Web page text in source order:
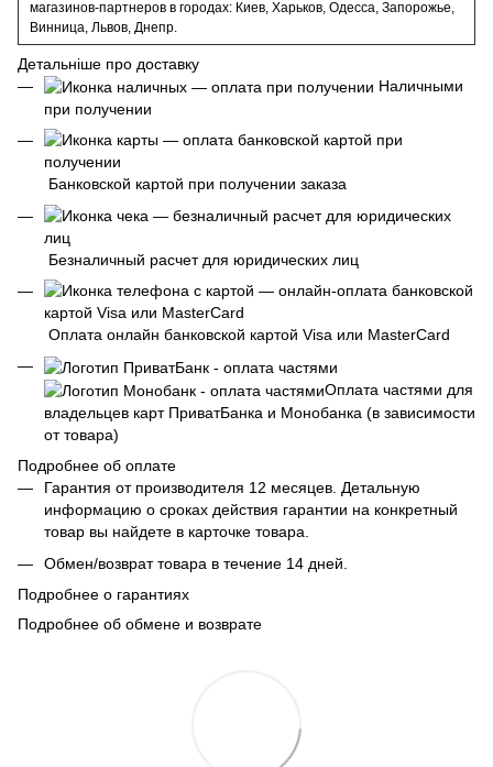
магазинов-партнеров в городах: Киев, Харьков, Одесса, Запорожье,
Винница, Львов, Днепр.
Детальніше про доставку
Наличными
при получении
Банковской картой при получении заказа
Безналичный расчет для юридических лиц
Оплата онлайн банковской картой Visa или MasterCard
Оплата частями для
владельцев карт ПриватБанка и Монобанка (в зависимости
от товара)
Подробнее об оплате
Гарантия от производителя 12 месяцев. Детальную
информацию о сроках действия гарантии на конкретный
товар вы найдете в карточке товара.
Обмен/возврат товара в течение 14 дней.
Подробнее о гарантиях
Подробнее об обмене и возврате